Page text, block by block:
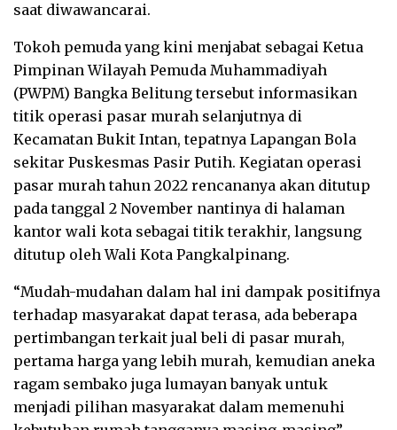
saat diwawancarai.
Tokoh pemuda yang kini menjabat sebagai Ketua
Pimpinan Wilayah Pemuda Muhammadiyah
(PWPM) Bangka Belitung tersebut informasikan
titik operasi pasar murah selanjutnya di
Kecamatan Bukit Intan, tepatnya Lapangan Bola
sekitar Puskesmas Pasir Putih. Kegiatan operasi
pasar murah tahun 2022 rencananya akan ditutup
pada tanggal 2 November nantinya di halaman
kantor wali kota sebagai titik terakhir, langsung
ditutup oleh Wali Kota Pangkalpinang.
“Mudah-mudahan dalam hal ini dampak positifnya
terhadap masyarakat dapat terasa, ada beberapa
pertimbangan terkait jual beli di pasar murah,
pertama harga yang lebih murah, kemudian aneka
ragam sembako juga lumayan banyak untuk
menjadi pilihan masyarakat dalam memenuhi